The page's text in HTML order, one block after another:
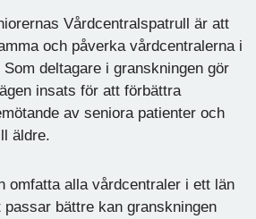
Vårdcentralspatrull är att
och påverka vårdcentralerna i
deltagare i granskningen gör
insats för att förbättra
av seniora patienter och
äldre.
omfatta alla vårdcentraler i ett län
bättre kan granskningen